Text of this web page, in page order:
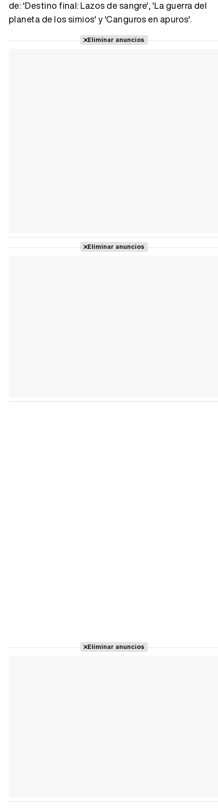
de: 'Destino final: Lazos de sangre', 'La guerra del
planeta de los simios' y 'Canguros en apuros'.
Eliminar anuncios
Eliminar anuncios
Eliminar anuncios